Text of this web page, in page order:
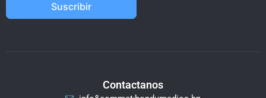
Suscribir
Contactanos